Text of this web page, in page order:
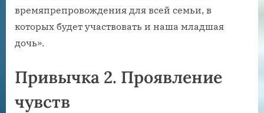
времяпрепровождения для всей семьи, в
которых будет участвовать и наша младшая
дочь».
Привычка 2. Проявление
чувств